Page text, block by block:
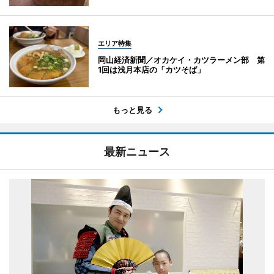
エリア特集
岡山経済新聞／オカケイ・カツラーメン部 第
1回は浅月本店の「カツそば」
もっと見る
最新ニュース